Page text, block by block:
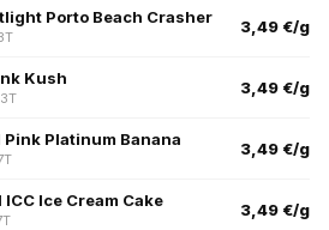
Porto Beach Crasher 3,49 €/g
Kush 3,49 €/g
Pink Platinum Banana 3,49 €/g
Ice Cream Cake 3,49 €/g